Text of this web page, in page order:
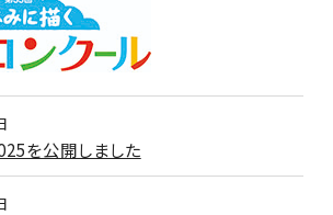
を公開しました